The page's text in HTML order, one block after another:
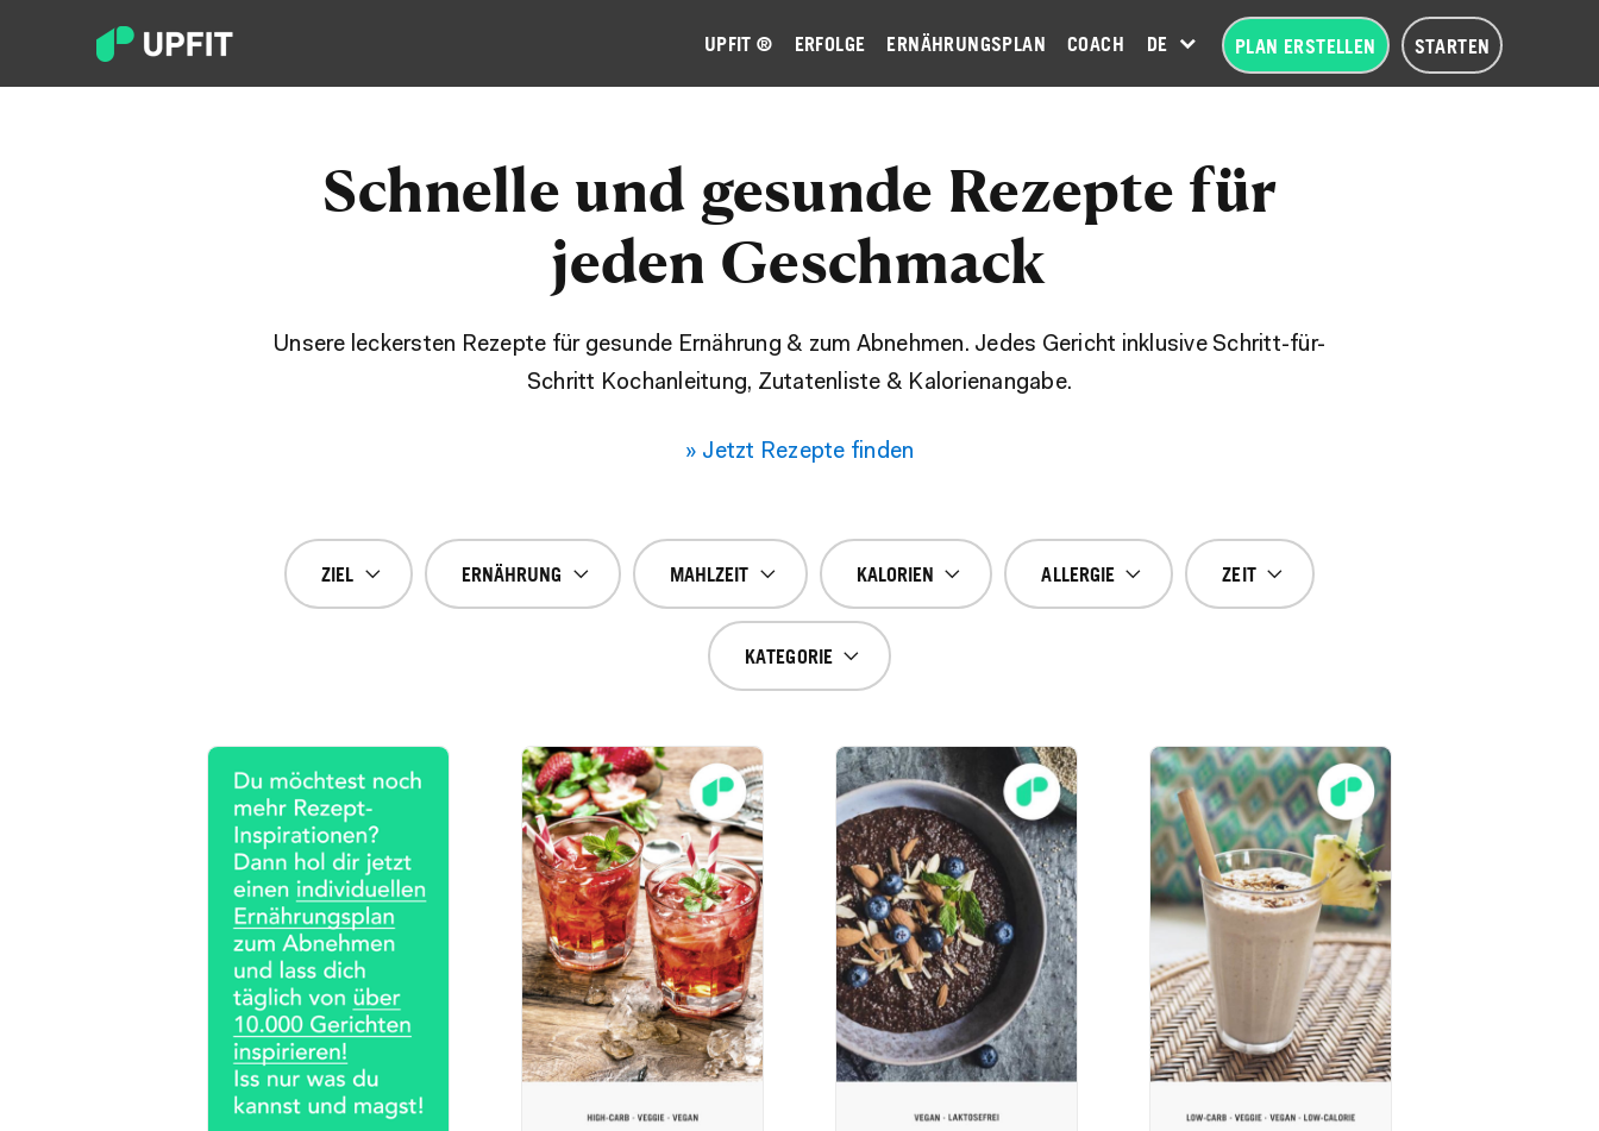
UPFIT ® ERFOLGE ERNÄHRUNGSPLAN COACH DEUTSCH (DE)PLAN ERSTELLEN STARTEN
Schnelle und gesunde Rezepte für
jeden Geschmack
Unsere leckersten Rezepte für gesunde Ernährung & zum Abnehmen. Jedes Gericht inklusive Schritt-für-
Schritt Kochanleitung, Zutatenliste & Kalorienangabe.
» Jetzt Rezepte finden
ZIEL ERNÄHRUNG MAHLZEIT KALORIEN ALLERGIE ZEIT
KATEGORIE